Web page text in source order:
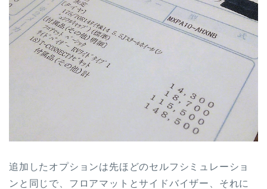
追加したオプションは先ほどのセルフシミュレーショ
ンと同じで、フロアマットとサイドバイザー、それに